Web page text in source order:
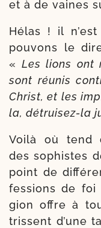
et à de vaines
Hélas ! il
pou­vons le
«Les lions ont
sont réunis
Christ, et les
la, détruisez-​la
Voilà où tend
des sophistes
point de
fes­sions de
gion offre à
trissent d’une